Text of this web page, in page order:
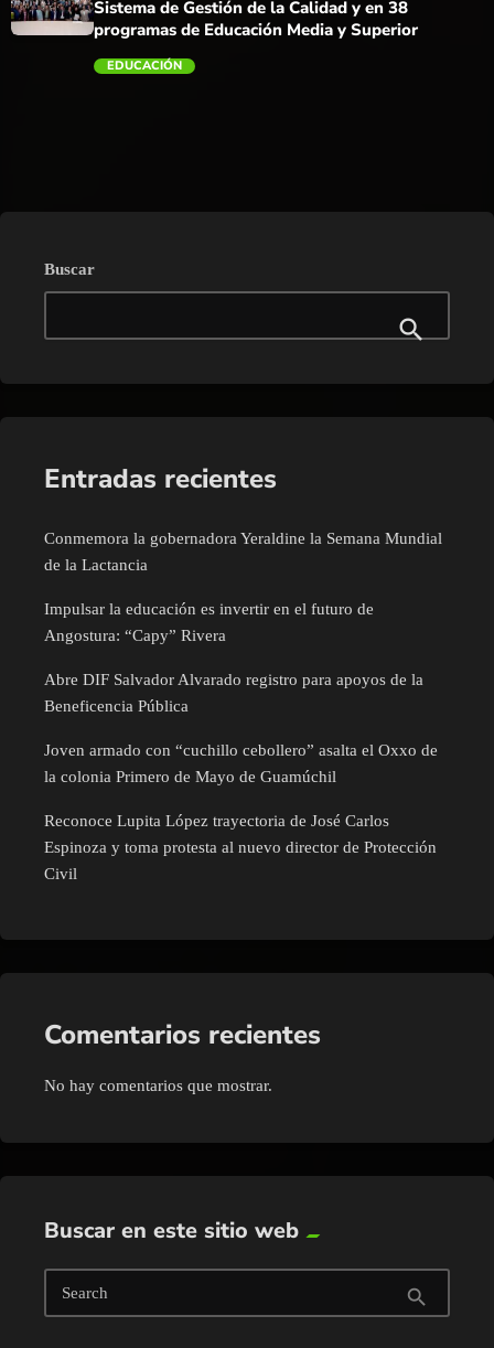
Sistema de Gestión de la Calidad y en 38
programas de Educación Media y Superior
EDUCACIÓN
Buscar
Entradas recientes
Conmemora la gobernadora Yeraldine la Semana Mundial
de la Lactancia
Impulsar la educación es invertir en el futuro de
Angostura: “Capy” Rivera
Abre DIF Salvador Alvarado registro para apoyos de la
Beneficencia Pública
Joven armado con “cuchillo cebollero” asalta el Oxxo de
la colonia Primero de Mayo de Guamúchil
Reconoce Lupita López trayectoria de José Carlos
Espinoza y toma protesta al nuevo director de Protección
Civil
Comentarios recientes
No hay comentarios que mostrar.
Buscar en este sitio web
Search search